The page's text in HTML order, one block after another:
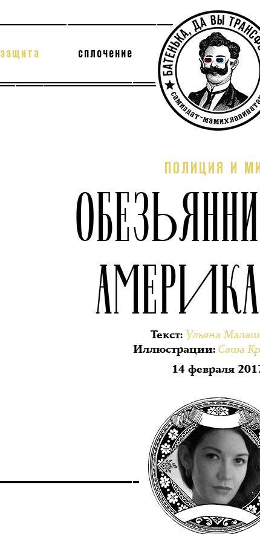
защита сплочение
ПОЛИЦИЯ И
Текст: Ульяна
Иллюстрации: Саша
14 февраля